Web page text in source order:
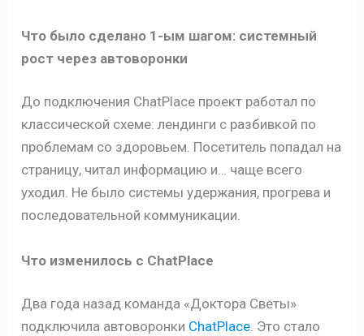
Что было сделано 1-ым шагом: системный
рост через автоворонки
До подключения ChatPlace проект работал по
классической схеме: лендинги с разбивкой по
проблемам со здоровьем. Посетитель попадал на
страницу, читал информацию и… чаще всего
уходил. Не было системы удержания, прогрева и
последовательной коммуникации.
Что изменилось с ChatPlace
Два года назад команда «Доктора Светы»
подключила автоворонки ChatPlace. Это стало